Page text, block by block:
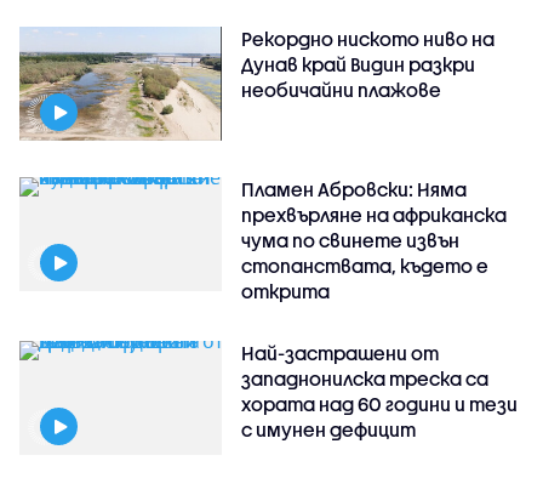
Рекордно ниското ниво на
Дунав край Видин разкри
необичайни плажове
Пламен Абровски: Няма
прехвърляне на африканска
чума по свинете извън
стопанствата, където е
открита
Най-застрашени от
западнонилска треска са
хората над 60 години и тези
с имунен дефицит